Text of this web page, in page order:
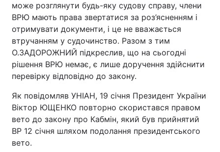
може розглянути будь-яку судову справу, члени
ВРЮ мають права звертатися за роз’ясненням і
отримувати документи, і це не вважається
втручанням у судочинство. Разом з тим
О.ЗАДОРОЖНИЙ підкреслив, що на сьогодні
рішення ВРЮ немає, є лише доручення здійснити
перевірку відповідно до закону.
Як повідомляв УНІАН, 19 січня Президент України
Віктор ЮЩЕНКО повторно скористався правом
вето до закону про Кабмін, який був прийнятий
ВР 12 січня шляхом подолання президентського
вето.